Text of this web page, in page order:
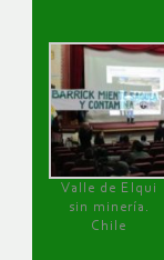
Valle de Elqui
sin minería.
Chile